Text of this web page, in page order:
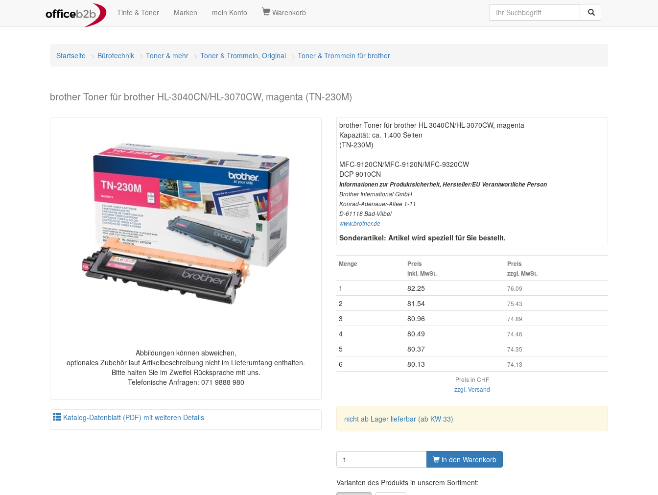
Tinte & Toner Marken mein Konto Warenkorb
Startseite Bürotechnik Toner & mehr Toner & Trommeln, Original Toner & Trommeln für brother
brother Toner für brother HL-3040CN/HL-3070CW, magenta (TN-230M)
Abbildungen können abweichen,
optionales Zubehör laut Artikelbeschreibung nicht im Lieferumfang enthalten.
Bitte halten Sie im Zweifel Rücksprache mit uns.
Telefonische Anfragen: 071 9888 980
Katalog-Datenblatt (PDF) mit weiteren Details
brother Toner für brother HL-3040CN/HL-3070CW, magenta
Kapazität: ca. 1.400 Seiten
(TN-230M)
MFC-9120CN/MFC-9120N/MFC-9320CW
DCP-9010CN
Informationen zur Produktsicherheit, Hersteller/EU Verantwortliche Person
Brother International GmbH
Konrad-Adenauer-Allee 1-11
D-61118 Bad-Vilbel
www.brother.de
Sonderartikel: Artikel wird speziell für Sie bestellt.
Menge
Preis
inkl. MwSt.
Preis
zzgl. MwSt.
1 82.25 76.09
2 81.54 75.43
3 80.96 74.89
4 80.49 74.46
5 80.37 74.35
6 80.13
74.13
Preis in CHF
zzgl. Versand
nicht ab Lager lieferbar (ab KW 33)
in den Warenkorb
Varianten des Produkts in unserem Sortiment: